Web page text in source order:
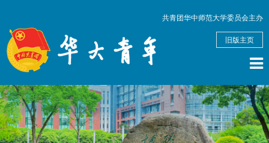
共青团华中师范大学委员会主办
旧版主页